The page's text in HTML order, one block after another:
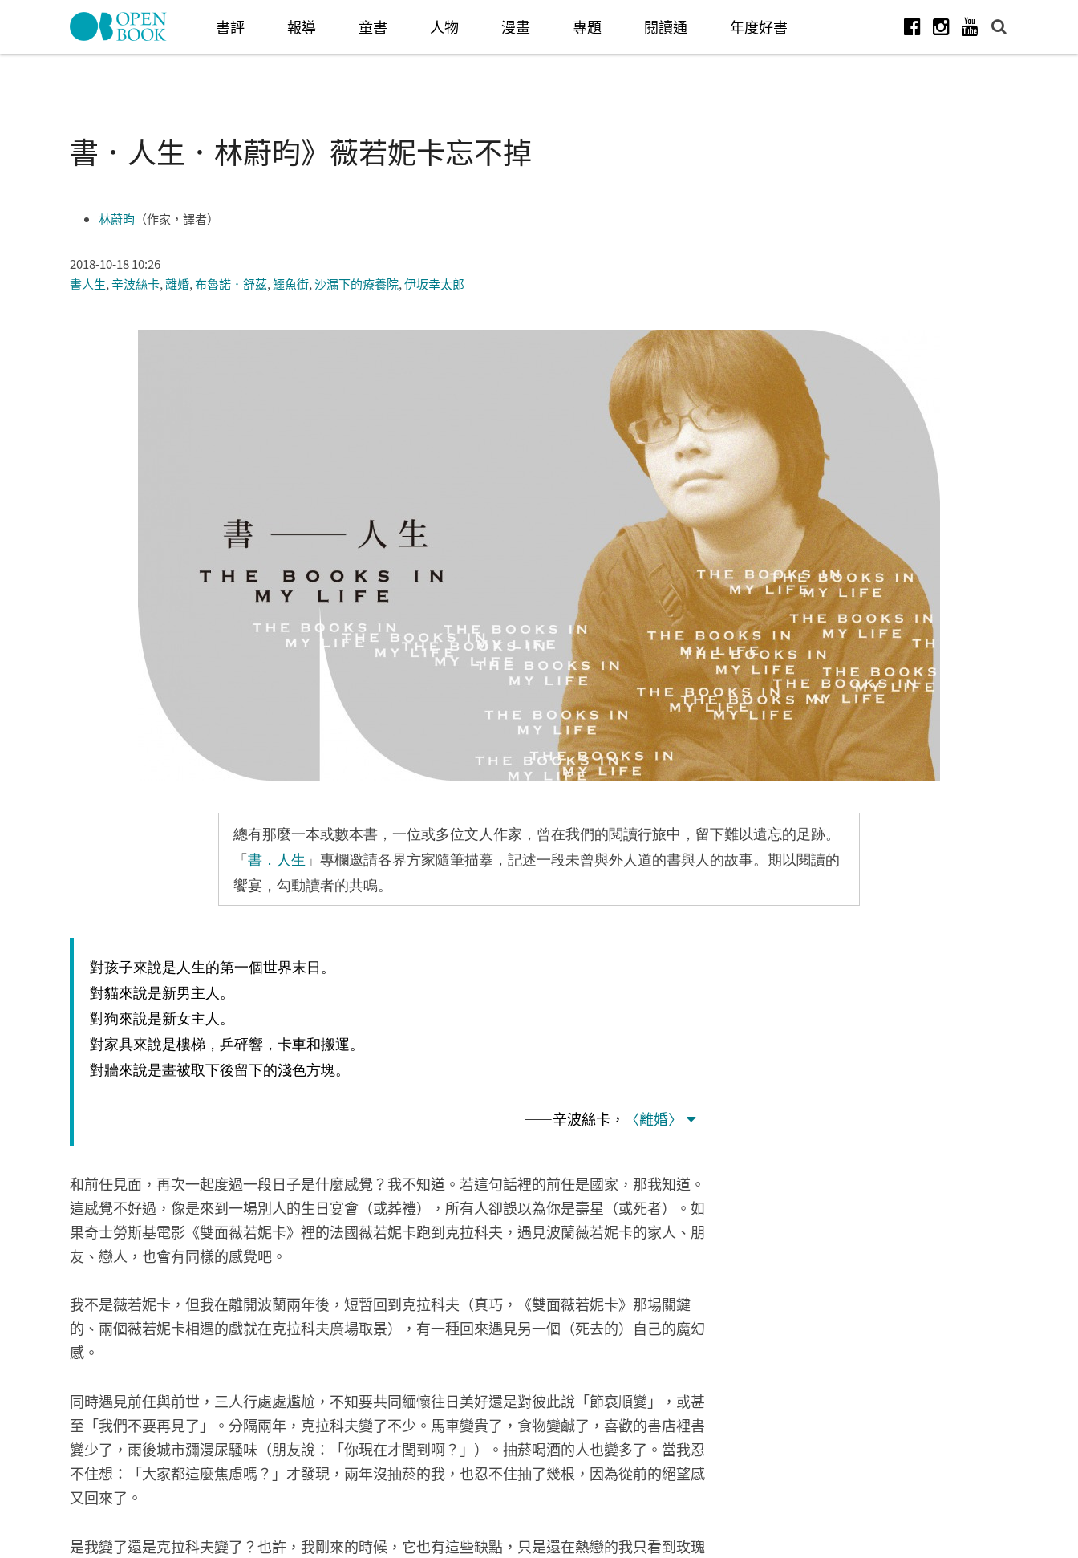
Skip to navigation
書評 報導 童書 人物 漫畫 專題 閱讀通 年度好書
書．人生．林蔚昀》薇若妮卡忘不掉
林蔚昀 （作家，譯者）
2018-10-18 10:26
書人生,辛波絲卡,離婚,布魯諾．舒茲,鱷魚街,沙漏下的療養院,伊坂幸太郎
總有那麼一本或數本書，一位或多位文人作家，曾在我們的閱讀行旅中，留下難以遺忘的足跡。
「 書．人生 」專欄邀請各界方家隨筆描摹，記述一段未曾與外人道的書與人的故事。期以閱讀的
饗宴，勾動讀者的共鳴。
對孩子來說是人生的第一個世界末日。
對貓來說是新男主人。
對狗來說是新女主人。
對家具來說是樓梯，乒砰響，卡車和搬運。
對牆來說是畫被取下後留下的淺色方塊。
——辛波絲卡， 〈離婚〉
和前任見面，再次一起度過一段日子是什麼感覺？我不知道。若這句話裡的前任是國家，那我知道。
這感覺不好過，像是來到一場別人的生日宴會（或葬禮），所有人卻誤以為你是壽星（或死者）。如
果奇士勞斯基電影《雙面薇若妮卡》裡的法國薇若妮卡跑到克拉科夫，遇見波蘭薇若妮卡的家人、朋
友、戀人，也會有同樣的感覺吧。
我不是薇若妮卡，但我在離開波蘭兩年後，短暫回到克拉科夫（真巧，《雙面薇若妮卡》那場關鍵
的、兩個薇若妮卡相遇的戲就在克拉科夫廣場取景），有一種回來遇見另一個（死去的）自己的魔幻
感。
同時遇見前任與前世，三人行處處尷尬，不知要共同緬懷往日美好還是對彼此說「節哀順變」，或甚
至「我們不要再見了」。分隔兩年，克拉科夫變了不少。馬車變貴了，食物變鹹了，喜歡的書店裡書
變少了，雨後城市瀰漫尿騷味（朋友說：「你現在才聞到啊？」）。抽菸喝酒的人也變多了。當我忍
不住想：「大家都這麼焦慮嗎？」才發現，兩年沒抽菸的我，也忍不住抽了幾根，因為從前的絕望感
又回來了。
是我變了還是克拉科夫變了？也許，我剛來的時候，它也有這些缺點，只是還在熱戀的我只看到玫瑰